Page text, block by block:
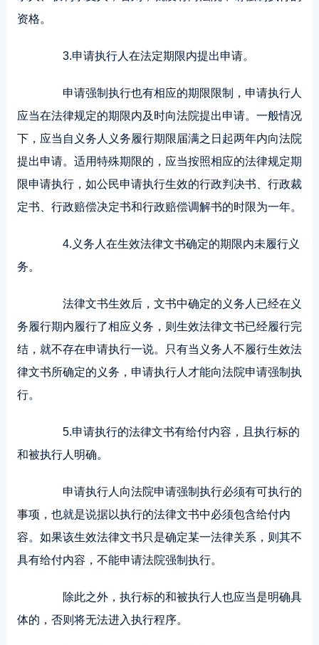
资格。
3.申请执行人在法定期限内提出申请。
申请强制执行也有相应的期限限制，申请执行人
应当在法律规定的期限内及时向法院提出申请。一般情况
下，应当自义务人义务履行期限届满之日起两年内向法院
提出申请。适用特殊期限的，应当按照相应的法律规定期
限申请执行，如公民申请执行生效的行政判决书、行政裁
定书、行政赔偿决定书和行政赔偿调解书的时限为一年。
4.义务人在生效法律文书确定的期限内未履行义
务。
法律文书生效后，文书中确定的义务人已经在义
务履行期内履行了相应义务，则生效法律文书已经履行完
结，就不存在申请执行一说。只有当义务人不履行生效法
律文书所确定的义务，申请执行人才能向法院申请强制执
行。
5.申请执行的法律文书有给付内容，且执行标的
和被执行人明确。
申请执行人向法院申请强制执行必须有可执行的
事项，也就是说据以执行的法律文书中必须包含给付内
容。如果该生效法律文书只是确定某一法律关系，则其不
具有给付内容，不能申请法院强制执行。
除此之外，执行标的和被执行人也应当是明确具
体的，否则将无法进入执行程序。